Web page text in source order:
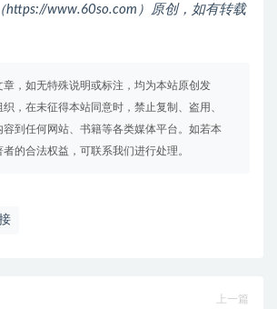
https://www.60so.com）原创，如有转载
章，如无特殊说明或标注，均为本站原创发
，在未征得本站同意时，禁止复制、盗用、
容到任何网站、书籍等各类媒体平台。如若本
的合法权益，可联系我们进行处理。
上一篇